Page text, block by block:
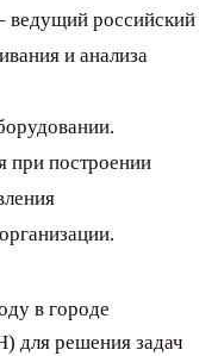
российский
и анализа
при построении
в городе
для решения задач